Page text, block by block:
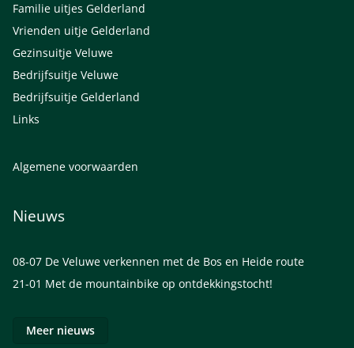
Familie uitjes Gelderland
Vrienden uitje Gelderland
Gezinsuitje Veluwe
Bedrijfsuitje Veluwe
Bedrijfsuitje Gelderland
Links
Algemene voorwaarden
Nieuws
08-07 De Veluwe verkennen met de Bos en Heide route
21-01 Met de mountainbike op ontdekkingstocht!
Meer nieuws